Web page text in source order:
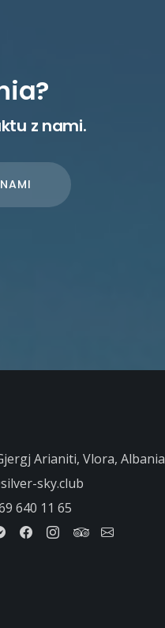
z nami.
Arianiti, Vlora, Albania
sky.club
640 11 65